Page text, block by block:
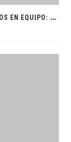
L
O MÁS IMPORTANTE ES QUE LO HAGAMOS EN EQUIPO: CPL